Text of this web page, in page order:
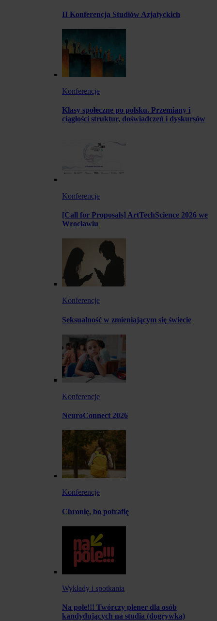
II Konferencja Studiów Azjatyckich
Konferencje
Klasy społeczne po polsku. Przemiany i
ciągłości struktur, doświadczeń i dyskursów
Konferencje
[Call for Proposals] ArtTechScience 2026 we
Wrocławiu
Konferencje
Seksualność w zmieniającym się świecie
Konferencje
NeuroConnect 2026
Konferencje
Chronię, bo potrafię
Wykłady i spotkania
Na pole!!! Twórczy plener dla osób
kandydujących na studia (dogrywka)